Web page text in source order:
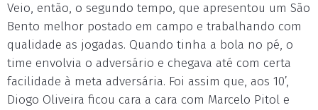
Veio, então, o segundo tempo, que apresentou um São
Bento melhor postado em campo e trabalhando com
qualidade as jogadas. Quando tinha a bola no pé, o
time envolvia o adversário e chegava até com certa
facilidade à meta adversária. Foi assim que, aos 10’,
Diogo Oliveira ficou cara a cara com Marcelo Pitol e